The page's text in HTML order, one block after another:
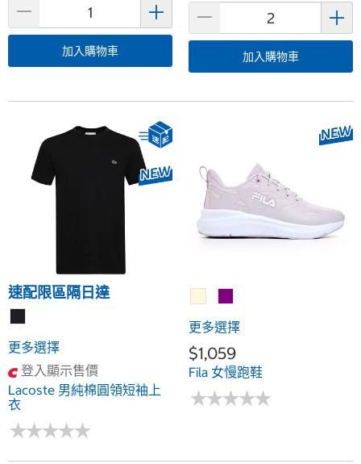
加入購物車 加入購物車
速配限區隔日達
更多選擇
登入顯示售價
Lacoste 男純棉圓領短袖上
衣
★★★★★
★★★★★
更多選擇
$1,059
Fila 女慢跑鞋
★★★★★
★★★★★